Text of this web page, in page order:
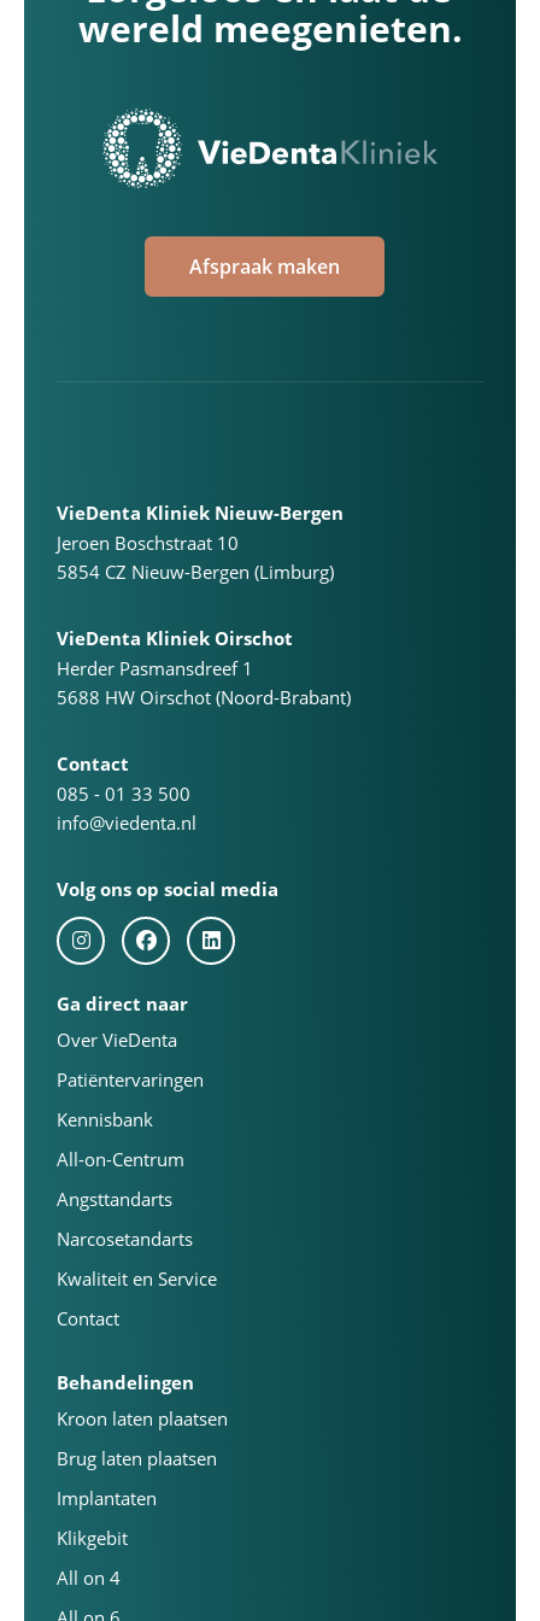
wereld meegenieten.
Afspraak maken
VieDenta Kliniek Nieuw-Bergen
Jeroen Boschstraat 10
5854 CZ Nieuw-Bergen (Limburg)
VieDenta Kliniek Oirschot
Herder Pasmansdreef 1
5688 HW Oirschot (Noord-Brabant)
Contact
085 - 01 33 500
info@viedenta.nl
Volg ons op social media
Ga direct naar
Over VieDenta
Patiëntervaringen
Kennisbank
All-on-Centrum
Angsttandarts
Narcosetandarts
Kwaliteit en Service
Contact
Behandelingen
Kroon laten plaatsen
Brug laten plaatsen
Implantaten
Klikgebit
All on 4